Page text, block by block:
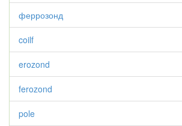
феррозонд
coilf
erozond
ferozond
pole